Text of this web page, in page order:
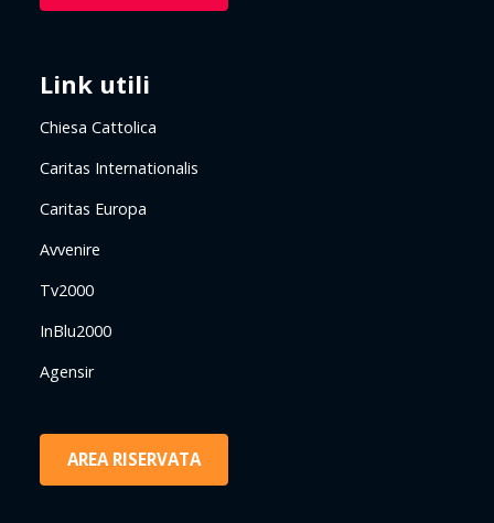
Link utili
Chiesa Cattolica
Caritas Internationalis
Caritas Europa
Avvenire
Tv2000
InBlu2000
Agensir
AREA RISERVATA